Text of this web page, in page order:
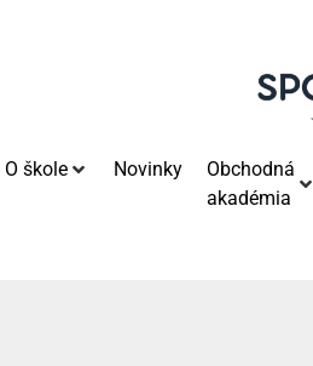
O škole Novinky
Obchodná
akadémia